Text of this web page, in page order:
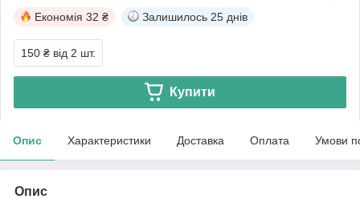
Економія 32 ₴ Залишилось 25 днів
150 ₴ від 2 шт.
Купити
Опис Характеристики Доставка Оплата Умови
Опис